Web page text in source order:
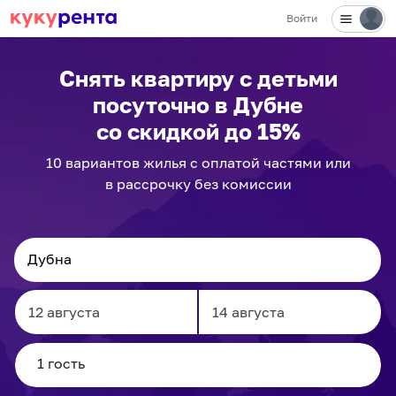
Войти
Снять квартиру с детьми
посуточно в Дубне
со скидкой до 15%
10 вариантовжилья с оплатой частями или
в рассрочку без комиссии
Navigate
forward
to
Navigate
to